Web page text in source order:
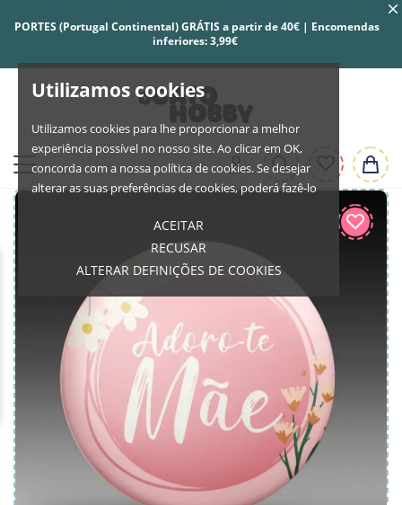
Utilizamos cookies
Utilizamos cookies para lhe proporcionar a melhor
experiência possível no nosso site. Ao clicar em OK,
concorda com a nossa política de cookies. Se desejar
alterar as suas preferências de cookies, poderá fazê-lo
ACEITAR
RECUSAR
ALTERAR DEFINIÇÕES DE COOKIES
PORTES (Portugal Continental) GRÁTIS a partir de 40€ | Encomendas
inferiores: 3,99€